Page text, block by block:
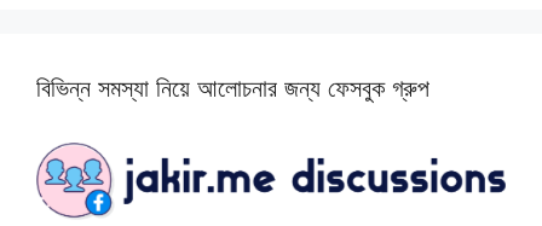
বিভিন্ন সমস্যা নিয়ে আলোচনার জন্য ফেসবুক গ্রুপ